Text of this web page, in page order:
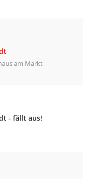
am Markt
- fällt aus!